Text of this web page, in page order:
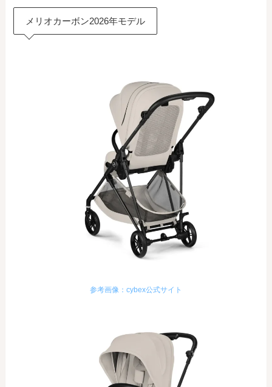
メリオカーボン2026年モデル
参考画像：cybex公式サイト